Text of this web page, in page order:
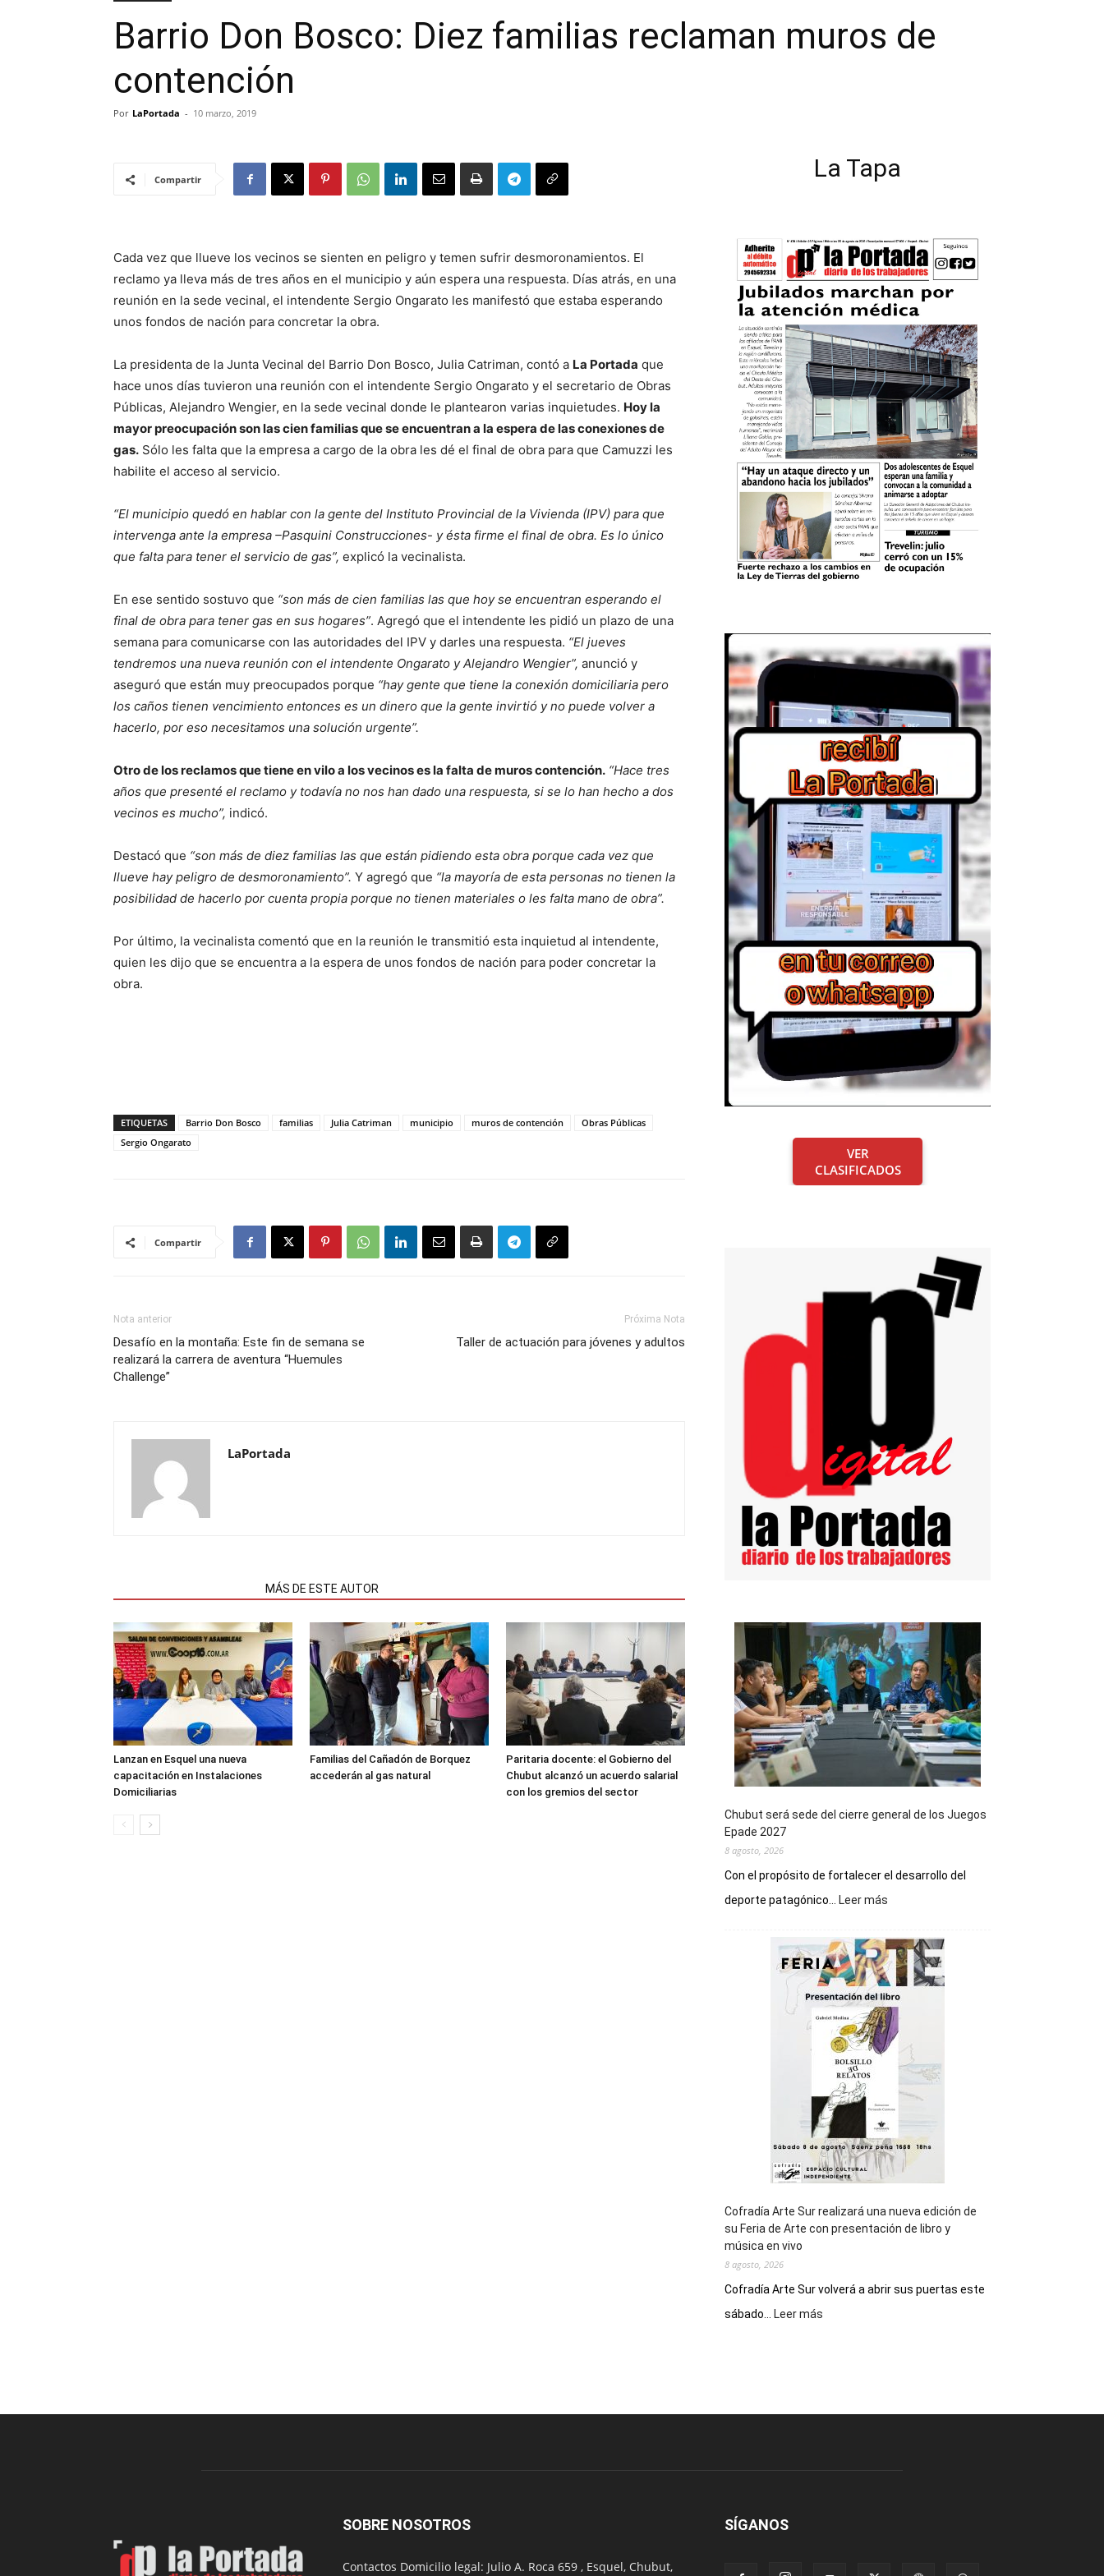
Barrio Don Bosco: Diez familias reclaman muros de
contención
Por LaPortada - 10 marzo, 2019
Compartir
Cada vez que llueve los vecinos se sienten en peligro y temen sufrir desmoronamientos. El
reclamo ya lleva más de tres años en el municipio y aún espera una respuesta. Días atrás, en una
reunión en la sede vecinal, el intendente Sergio Ongarato les manifestó que estaba esperando
unos fondos de nación para concretar la obra.
La presidenta de la Junta Vecinal del Barrio Don Bosco, Julia Catriman, contó a La Portada que
hace unos días tuvieron una reunión con el intendente Sergio Ongarato y el secretario de Obras
Públicas, Alejandro Wengier, en la sede vecinal donde le plantearon varias inquietudes. Hoy la
mayor preocupación son las cien familias que se encuentran a la espera de las conexiones de
gas. Sólo les falta que la empresa a cargo de la obra les dé el final de obra para que Camuzzi les
habilite el acceso al servicio.
“El municipio quedó en hablar con la gente del Instituto Provincial de la Vivienda (IPV) para que
intervenga ante la empresa –Pasquini Construcciones- y ésta firme el final de obra. Es lo único
que falta para tener el servicio de gas”, explicó la vecinalista.
En ese sentido sostuvo que “son más de cien familias las que hoy se encuentran esperando el
final de obra para tener gas en sus hogares”. Agregó que el intendente les pidió un plazo de una
semana para comunicarse con las autoridades del IPV y darles una respuesta. “El jueves
tendremos una nueva reunión con el intendente Ongarato y Alejandro Wengier”, anunció y
aseguró que están muy preocupados porque “hay gente que tiene la conexión domiciliaria pero
los caños tienen vencimiento entonces es un dinero que la gente invirtió y no puede volver a
hacerlo, por eso necesitamos una solución urgente”.
Otro de los reclamos que tiene en vilo a los vecinos es la falta de muros contención. “Hace tres
años que presenté el reclamo y todavía no nos han dado una respuesta, si se lo han hecho a dos
vecinos es mucho”, indicó.
Destacó que “son más de diez familias las que están pidiendo esta obra porque cada vez que
llueve hay peligro de desmoronamiento”. Y agregó que “la mayoría de esta personas no tienen la
posibilidad de hacerlo por cuenta propia porque no tienen materiales o les falta mano de obra”.
Por último, la vecinalista comentó que en la reunión le transmitió esta inquietud al intendente,
quien les dijo que se encuentra a la espera de unos fondos de nación para poder concretar la
obra.
ETIQUETAS Barrio Don Bosco familias Julia Catriman municipio muros de contención
Obras Públicas
Sergio Ongarato
Compartir
Nota anterior
Desafío en la montaña: Este fin de semana se
realizará la carrera de aventura “Huemules
Challenge”
Próxima Nota
Taller de actuación para jóvenes y adultos
LaPortada
MÁS DE ESTE AUTOR
Lanzan en Esquel una nueva
capacitación en Instalaciones
Domiciliarias
Familias del Cañadón de Borquez
accederán al gas natural
Paritaria docente: el Gobierno del
Chubut alcanzó un acuerdo salarial
con los gremios del sector
La Tapa
VER
CLASIFICADOS
Chubut será sede del cierre general de los Juegos
Epade 2027
8 agosto, 2026
Con el propósito de fortalecer el desarrollo del
deporte patagónico...
Leer más
sede
del
cierre
general
de
los
Juegos
Epade
2027
Cofradía Arte Sur realizará una nueva edición de
su Feria de Arte con presentación de libro y
música en vivo
8 agosto, 2026
Cofradía Arte Sur volverá a abrir sus puertas este
sábado...
Leer más
nueva
SOBRE NOSOTROS
Contactos Domicilio legal: Julio A. Roca 659 , Esquel, Chubut,
SÍGANOS